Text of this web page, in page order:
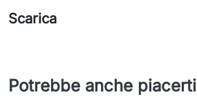
Scarica
Potrebbe anche piacerti